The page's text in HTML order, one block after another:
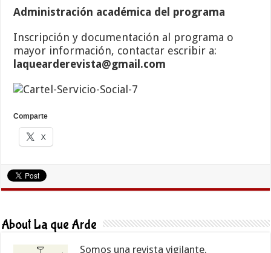
Administración académica del programa
Inscripción y documentación al programa o
mayor información, contactar escribir a:
laquearderevista@gmail.com
Comparte
X
About La que Arde
Somos una revista vigilante.